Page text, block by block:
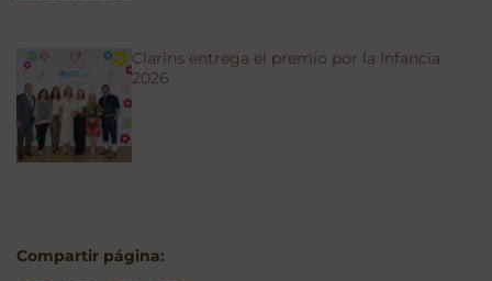
Clarins entrega el premio por la Infancia
2026
Compartir página: